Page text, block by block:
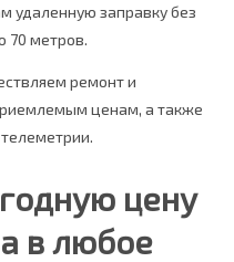
заправку без
70 метров.
ремонт и
ценам, а также
цену
в любое